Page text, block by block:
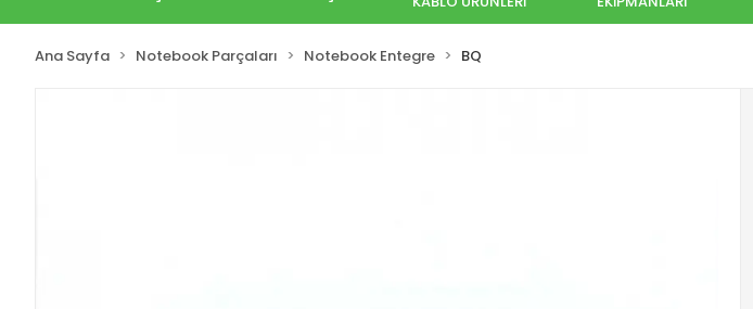
Ana Sayfa Notebook Parçaları Notebook Entegre BQ